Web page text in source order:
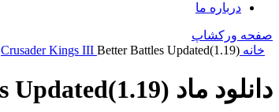
درباره ما
صفحه ورکشاپ
خانه
Crusader Kings III Better Battles Updated(1.19)
دانلود ماد Better Battles Updated(1.19)